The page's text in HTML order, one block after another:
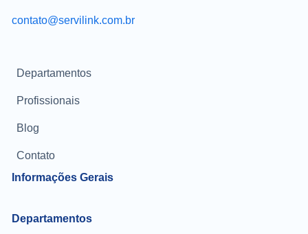
contato@servilink.com.br
Informações Gerais
Departamentos
Profissionais
Blog
Contato
Departamentos